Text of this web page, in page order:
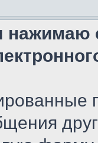
нажимаю